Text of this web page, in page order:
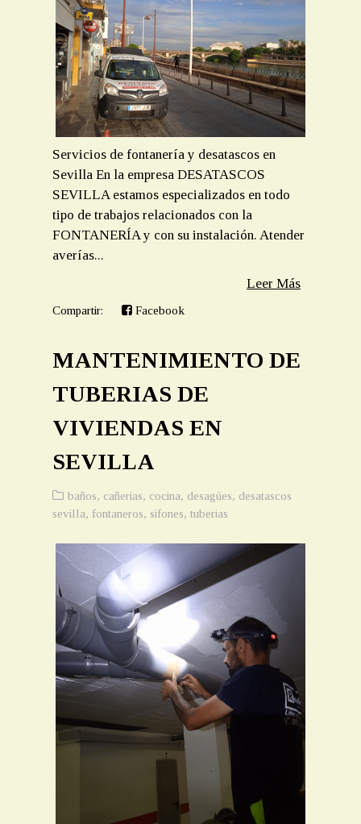
Servicios de fontanería y desatascos en
Sevilla En la empresa DESATASCOS
SEVILLA estamos especializados en todo
tipo de trabajos relacionados con la
FONTANERÍA y con su instalación. Atender
averías...
Leer Más
Compartir: Facebook
MANTENIMIENTO DE
TUBERIAS DE
VIVIENDAS EN
SEVILLA
baños, cañerias, cocina, desagües, desatascos
sevilla, fontaneros, sifones, tuberias